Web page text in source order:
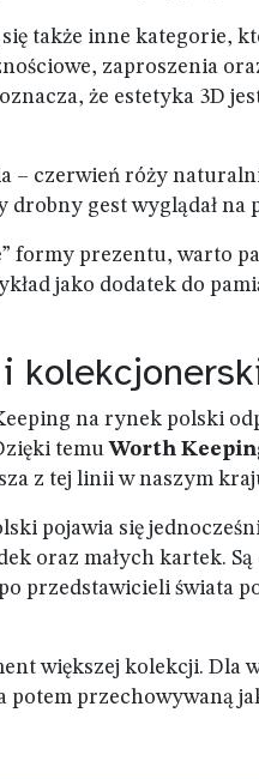
także inne kategorie,
zaproszenia
że estetyka 3D
– czerwień róży
drobny gest wyglądał na
formy prezentu, warto
jako dodatek do
na rynek polski
temuWorth
z tej linii w naszym
pojawia się
oraz małych kartek.
przedstawicieli świata
większej kolekcji. Dla
potem przechowywaną